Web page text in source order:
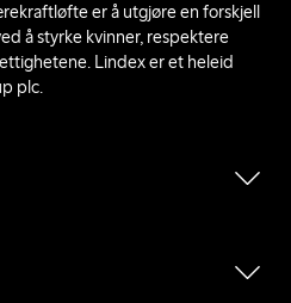
er å utgjøre en forskjell
å styrke kvinner, respektere
Lindex er et heleid
plc.